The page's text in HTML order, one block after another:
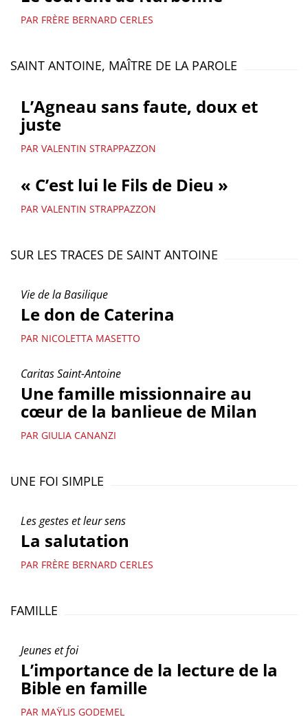
PAR FRÈRE BERNARD CERLES
SAINT ANTOINE, MAÎTRE DE LA PAROLE
L’Agneau sans faute, doux et
juste
PAR VALENTIN STRAPPAZZON
« C’est lui le Fils de Dieu »
PAR VALENTIN STRAPPAZZON
SUR LES TRACES DE SAINT ANTOINE
Vie de la Basilique
Le don de Caterina
PAR NICOLETTA MASETTO
Caritas Saint-Antoine
Une famille missionnaire au
cœur de la banlieue de Milan
PAR GIULIA CANANZI
UNE FOI SIMPLE
Les gestes et leur sens
La salutation
PAR FRÈRE BERNARD CERLES
FAMILLE
Jeunes et foi
L’importance de la lecture de la
Bible en famille
PAR MAŸLIS GODEMEL